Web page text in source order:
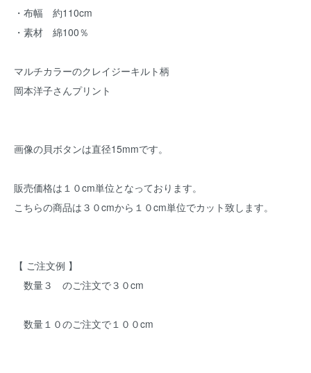
・布幅 約110cm
・素材 綿100％
マルチカラーのクレイジーキルト柄
岡本洋子さんプリント
画像の貝ボタンは直径15mmです。
販売価格は１０cm単位となっております。
こちらの商品は３０cmから１０cm単位でカット致します。
【 ご注文例 】
数量３ のご注文で３０cm
数量１０のご注文で１００cm